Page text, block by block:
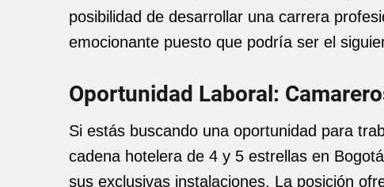
posibilidad de desarrollar una carrera
emocionante puesto que podría ser el
Oportunidad Laboral:
Si estás buscando una oportunidad para
cadena hotelera de 4 y 5 estrellas en
sus exclusivas instalaciones. La posición